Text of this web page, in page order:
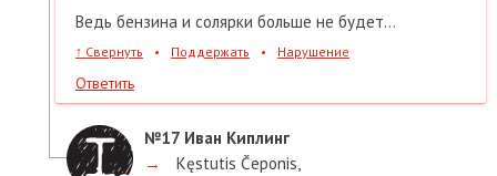
Ведь бензина и солярки больше не будет...
↑ Свернуть • Поддержать • Нарушение
Ответить
№17 Иван Киплинг
→
Kęstutis Čeponis,